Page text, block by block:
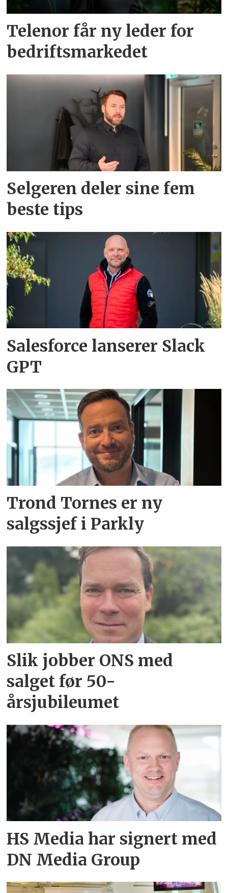
Telenor får ny leder for
bedriftsmarkedet
Selgeren deler sine fem
beste tips
Salesforce lanserer Slack
GPT
Trond Tornes er ny
salgssjef i Parkly
Slik jobber ONS med
salget før 50-
årsjubileumet
HS Media har signert med
DN Media Group